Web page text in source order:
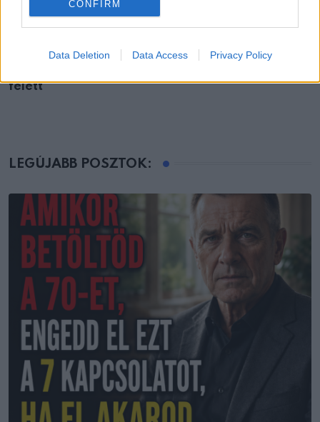
CONFIRM
Data Deletion Data Access Privacy Policy
felett
LEGÚJABB POSZTOK: